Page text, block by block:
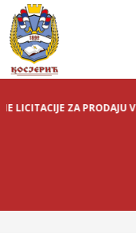
ZA PRODAJU VOZILA